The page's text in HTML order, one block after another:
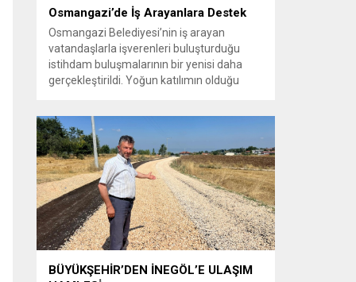
Osmangazi’de İş Arayanlara Destek
Osmangazi Belediyesi’nin iş arayan
vatandaşlarla işverenleri buluşturduğu
istihdam buluşmalarının bir yenisi daha
gerçekleştirildi. Yoğun katılımın olduğu
değerlendirmelerin ardından iş sahibi oldu.
Osmangazi Belediyesi’nin, Bursa Ticaret
ve Sanayi Odası (BTSO) ve İŞKUR iş
birliğiyle yıl boyunca sürdürdüğü istihdam
buluşmaları yoğun ilgi görmeye devam...
BÜYÜKŞEHİR’DEN İNEGÖL’E ULAŞIM